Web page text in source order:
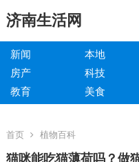
济南生活网
新闻 本地
房产
科技
教育
美食
首页 植物百科
猫咪能吃猫薄荷吗？做